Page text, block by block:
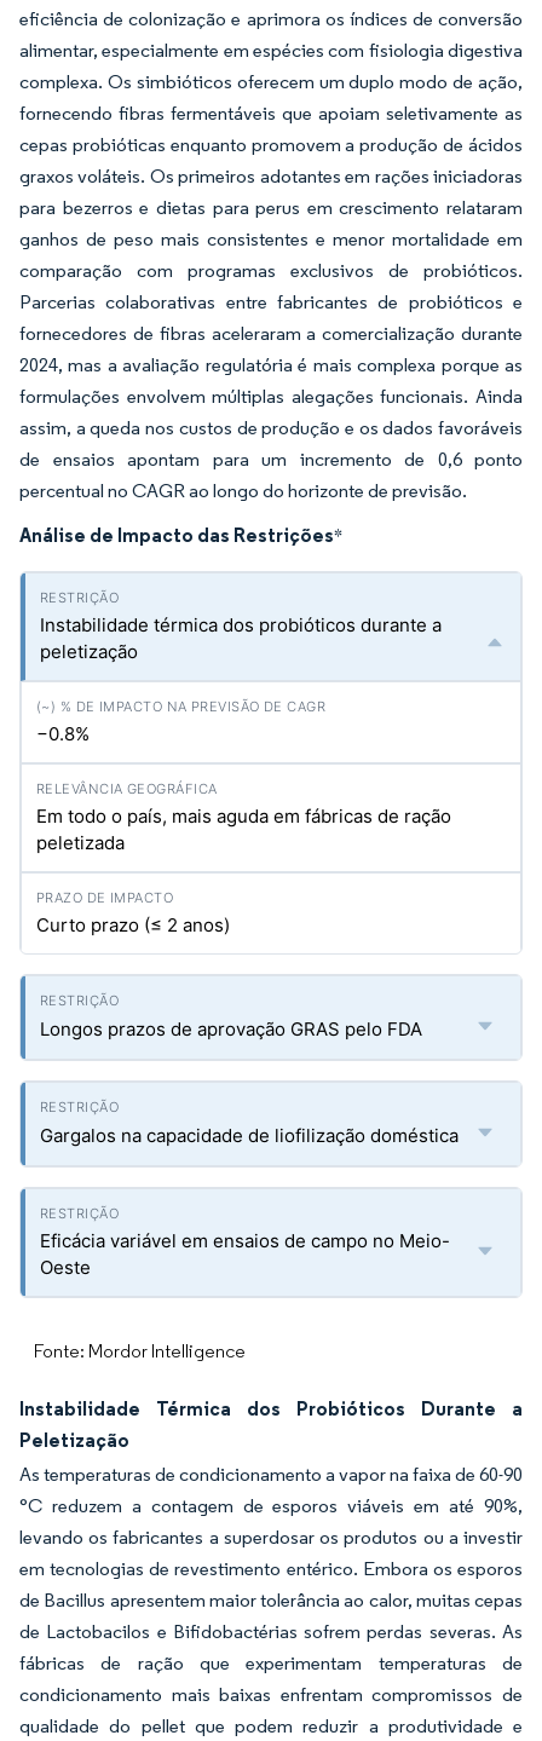
eficiência de colonização e aprimora os índices de conversão
alimentar, especialmente em espécies com fisiologia digestiva
complexa. Os simbióticos oferecem um duplo modo de ação,
fornecendo fibras fermentáveis que apoiam seletivamente as
cepas probióticas enquanto promovem a produção de ácidos
graxos voláteis. Os primeiros adotantes em rações iniciadoras
para bezerros e dietas para perus em crescimento relataram
ganhos de peso mais consistentes e menor mortalidade em
comparação com programas exclusivos de probióticos.
Parcerias colaborativas entre fabricantes de probióticos e
fornecedores de fibras aceleraram a comercialização durante
2024, mas a avaliação regulatória é mais complexa porque as
formulações envolvem múltiplas alegações funcionais. Ainda
assim, a queda nos custos de produção e os dados favoráveis
de ensaios apontam para um incremento de 0,6 ponto
percentual no CAGR ao longo do horizonte de previsão.
Análise de Impacto das Restrições*
Instabilidade térmica dos probióticos durante a
peletização
−0.8%
Em todo o país, mais aguda em fábricas de ração
peletizada
Curto prazo (≤ 2 anos)
Longos prazos de aprovação GRAS pelo FDA
Gargalos na capacidade de liofilização doméstica
Eficácia variável em ensaios de campo no Meio-
Oeste
Fonte: Mordor Intelligence
Instabilidade Térmica dos Probióticos Durante a
Peletização
As temperaturas de condicionamento a vapor na faixa de 60-90
°C reduzem a contagem de esporos viáveis em até 90%,
levando os fabricantes a superdosar os produtos ou a investir
em tecnologias de revestimento entérico. Embora os esporos
de Bacillus apresentem maior tolerância ao calor, muitas cepas
de Lactobacilos e Bifidobactérias sofrem perdas severas. As
fábricas de ração que experimentam temperaturas de
condicionamento mais baixas enfrentam compromissos de
qualidade do pellet que podem reduzir a produtividade e